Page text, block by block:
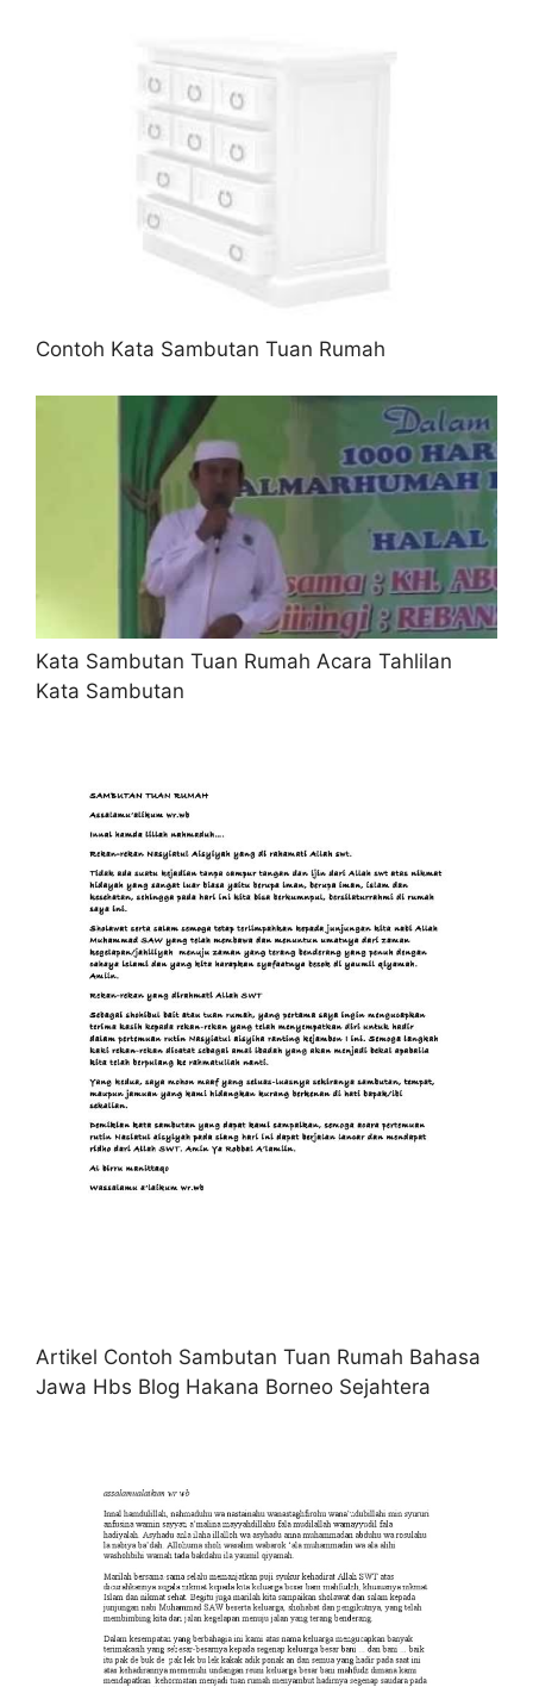
Contoh Kata Sambutan Tuan Rumah
Kata Sambutan Tuan Rumah Acara Tahlilan
Kata Sambutan
Artikel Contoh Sambutan Tuan Rumah Bahasa
Jawa Hbs Blog Hakana Borneo Sejahtera